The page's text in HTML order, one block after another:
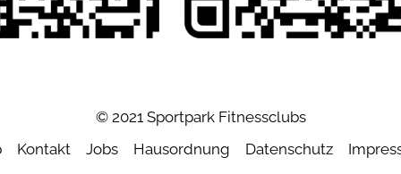
© 2021 Sportpark Fitnessclubs
Kontakt Jobs Hausordnung Datenschutz